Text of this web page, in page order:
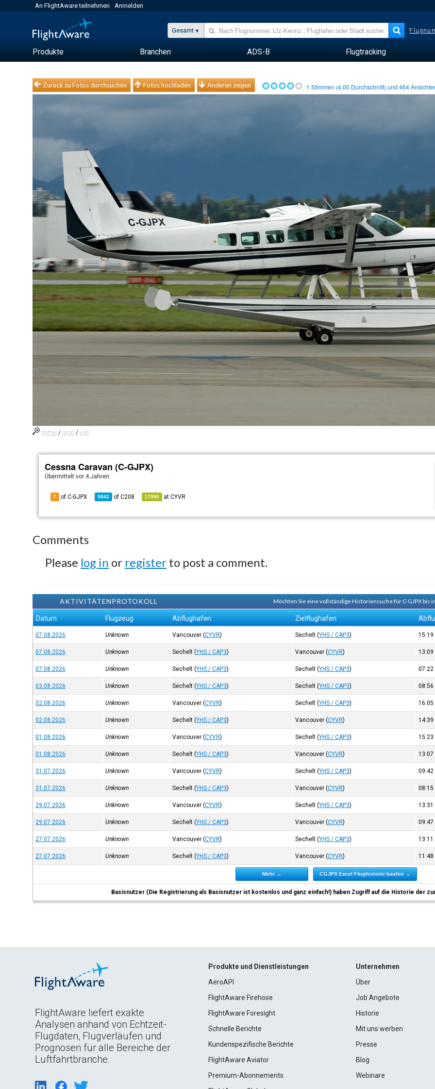
An FlightAware teilnehmen Anmelden
Gesamt
Produkte Branchen ADS-B Flugtracking
Zurück zu Fotos durchsuchen Fotos hochladen Anderen zeigen 1 Stimmen (4.00 Durchschnitt) und464
mittel / groß /voll
Cessna Caravan (C-GJPX)
Übermitteltvor 4 Jahren
7 of C-GJPX 5842 ofC208 17990 atCYVR
Comments
Please log in or register to post a comment.
AKTIVITÄTENPROTOKOLL Möchten Sie eine vollständige Historiensuche für C-GJPX bis
Datum Flugzeug Abflughafen Zielflughafen
07.08.2026 Unknown Vancouver (CYVR) Sechelt (YHS / CAP3) 15:19
07.08.2026 Unknown Sechelt (YHS / CAP3) Vancouver (CYVR) 13:09
07.08.2026 Unknown Sechelt (YHS / CAP3) Sechelt (YHS / CAP3) 07:22
03.08.2026 Unknown Sechelt (YHS / CAP3) Sechelt (YHS / CAP3) 08:56
02.08.2026 Unknown Vancouver (CYVR) Sechelt (YHS / CAP3) 16:05
02.08.2026 Unknown Sechelt (YHS / CAP3) Vancouver (CYVR) 14:39
01.08.2026 Unknown Vancouver (CYVR) Sechelt (YHS / CAP3) 15:23
01.08.2026 Unknown Sechelt (YHS / CAP3) Vancouver (CYVR) 13:07
31.07.2026 Unknown Vancouver (CYVR) Sechelt (YHS / CAP3) 09:42
31.07.2026 Unknown Sechelt (YHS / CAP3) Vancouver (CYVR) 08:15
29.07.2026 Unknown Vancouver (CYVR) Sechelt (YHS / CAP3) 13:31
29.07.2026 Unknown Sechelt (YHS / CAP3) Vancouver (CYVR) 09:47
27.07.2026 Unknown Vancouver (CYVR) Sechelt (YHS / CAP3) 13:11
27.07.2026 Unknown Sechelt (YHS / CAP3) Vancouver (CYVR) 11:48
Mehr → CGJPX Excel Flughistorie kaufen →
Basisnutzer (Die Registrierung als Basisnutzer ist kostenlos und ganz einfach!) haben Zugriff auf die Historie der
FlightAware liefert exakte
Analysen anhand von Echtzeit-
Flugdaten, Flugverläufen und
Prognosen für alle Bereiche der
Luftfahrtbranche.
Produkte und Dienstleistungen
AeroAPI
FlightAware Firehose
FlightAware Foresight
Schnelle Berichte
Kundenspezifische Berichte
FlightAware Aviator
Premium-Abonnements
Unternehmen
Über
Job Angebote
Historie
Mit uns werben
Presse
Blog
Webinare